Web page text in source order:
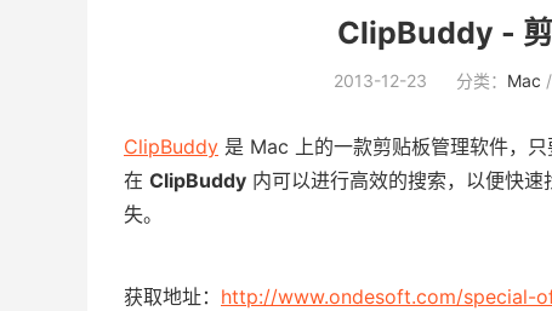
ClipBuddy -
2013-12-23 分类： Mac /
ClipBuddy 是 Mac 上的一款剪贴板管理软件，
在 ClipBuddy 内可以进行高效的搜索，以便快
失。
获取地址： http://www.ondesoft.com/special-